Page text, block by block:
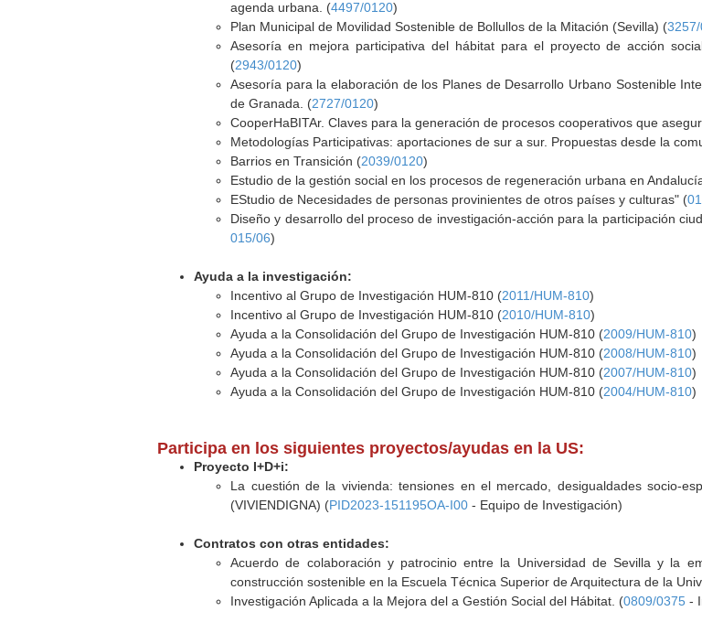
agenda urbana. (4497/0120)
Plan Municipal de Movilidad Sostenible de Bollullos de la Mitación (Sevilla) (
Asesoría en mejora participativa del hábitat para el proyecto de acción
(2943/0120)
Asesoría para la elaboración de los Planes de Desarrollo Urbano Sostenible
de Granada. (2727/0120)
CooperHaBITAr. Claves para la generación de procesos cooperativos que
Metodologías Participativas: aportaciones de sur a sur. Propuestas desde la
Barrios en Transición (2039/0120)
Estudio de la gestión social en los procesos de regeneración urbana en
EStudio de Necesidades de personas provinientes de otros países y culturas" (
Diseño y desarrollo del proceso de investigación-acción para la participación
015/06)
Ayuda a la investigación:
Incentivo al Grupo de Investigación HUM-810 (2011/HUM-810)
Incentivo al Grupo de Investigación HUM-810 (2010/HUM-810)
Ayuda a la Consolidación del Grupo de Investigación HUM-810 (2009/HUM-810)
Ayuda a la Consolidación del Grupo de Investigación HUM-810 (2008/HUM-810)
Ayuda a la Consolidación del Grupo de Investigación HUM-810 (2007/HUM-810)
Ayuda a la Consolidación del Grupo de Investigación HUM-810 (2004/HUM-810)
Participa en los siguientes proyectos/ayudas en la US:
Proyecto I+D+i:
La cuestión de la vivienda: tensiones en el mercado, desigualdades socio-
(VIVIENDIGNA) (PID2023-151195OA-I00 - Equipo de Investigación)
Contratos con otras entidades:
Acuerdo de colaboración y patrocinio entre la Universidad de Sevilla y la
construcción sostenible en la Escuela Técnica Superior de Arquitectura de la
Investigación Aplicada a la Mejora del a Gestión Social del Hábitat. (0809/0375 -